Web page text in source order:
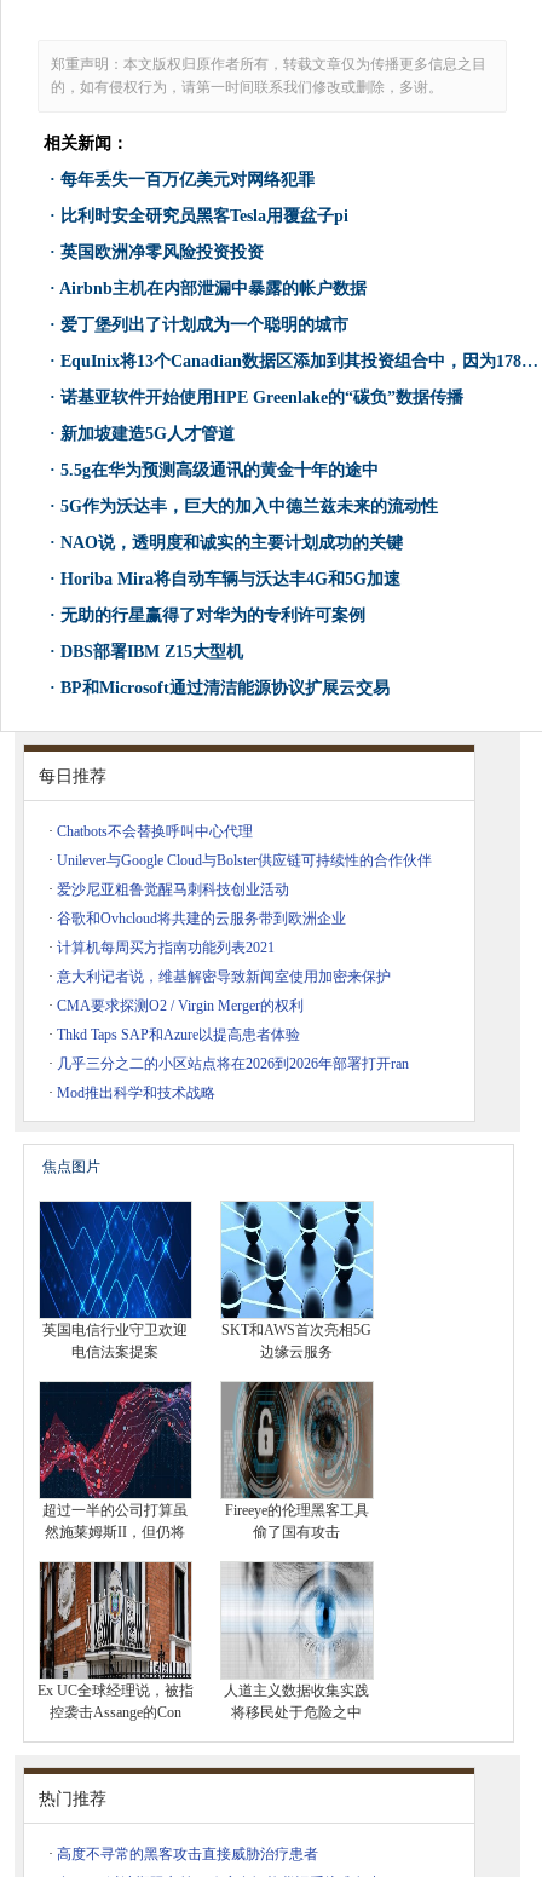
郑重声明：本文版权归原作者所有，转载文章仅为传播更多信息之目
的，如有侵权行为，请第一时间联系我们修改或删除，多谢。
相关新闻：
· 每年丢失一百万亿美元对网络犯罪
· 比利时安全研究员黑客Tesla用覆盆子pi
· 英国欧洲净零风险投资投资
· Airbnb主机在内部泄漏中暴露的帐户数据
· 爱丁堡列出了计划成为一个聪明的城市
· EquInix将13个Canadian数据区添加到其投资组合中，因为178万美元的钟声收购完成
· 诺基亚软件开始使用HPE Greenlake的“碳负”数据传播
· 新加坡建造5G人才管道
· 5.5g在华为预测高级通讯的黄金十年的途中
· 5G作为沃达丰，巨大的加入中德兰兹未来的流动性
· NAO说，透明度和诚实的主要计划成功的关键
· Horiba Mira将自动车辆与沃达丰4G和5G加速
· 无助的行星赢得了对华为的专利许可案例
· DBS部署IBM Z15大型机
· BP和Microsoft通过清洁能源协议扩展云交易
每日推荐
· Chatbots不会替换呼叫中心代理
· Unilever与Google Cloud与Bolster供应链可持续性的合作伙伴
· 爱沙尼亚粗鲁觉醒马刺科技创业活动
· 谷歌和Ovhcloud将共建的云服务带到欧洲企业
· 计算机每周买方指南功能列表2021
· 意大利记者说，维基解密导致新闻室使用加密来保护
· CMA要求探测O2 / Virgin Merger的权利
· Thkd Taps SAP和Azure以提高患者体验
· 几乎三分之二的小区站点将在2026到2026年部署打开ran
· Mod推出科学和技术战略
焦点图片
英国电信行业守卫欢迎
电信法案提案
SKT和AWS首次亮相5G
边缘云服务
超过一半的公司打算虽
然施莱姆斯II，但仍将
Fireeye的伦理黑客工具
偷了国有攻击
Ex UC全球经理说，被指
控袭击Assange的Con
人道主义数据收集实践
将移民处于危险之中
热门推荐
· 高度不寻常的黑客攻击直接威胁治疗患者